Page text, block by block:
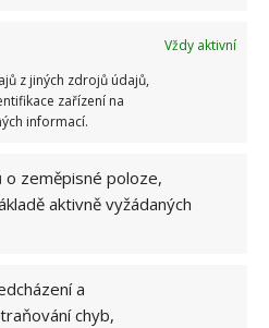
Vždy aktivní
z jiných zdrojů údajů,
zařízení na
informací.
o zeměpisné poloze,
aktivně vyžádaných
a
chyb,
se perfektně doplňují na zahradě